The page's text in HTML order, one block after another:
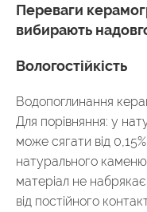
Переваги
вибирають
Вологостійкість
Водопоглинання
Для порівняння: у
може сягати від
натурального
матеріал не
від постійного